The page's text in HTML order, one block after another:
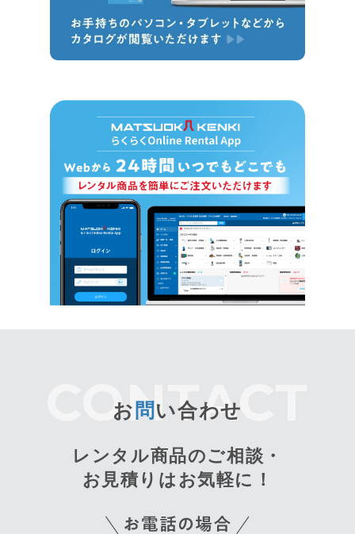
お 問 い合わせ
レンタル商品のご相談・
お見積りはお気軽に！